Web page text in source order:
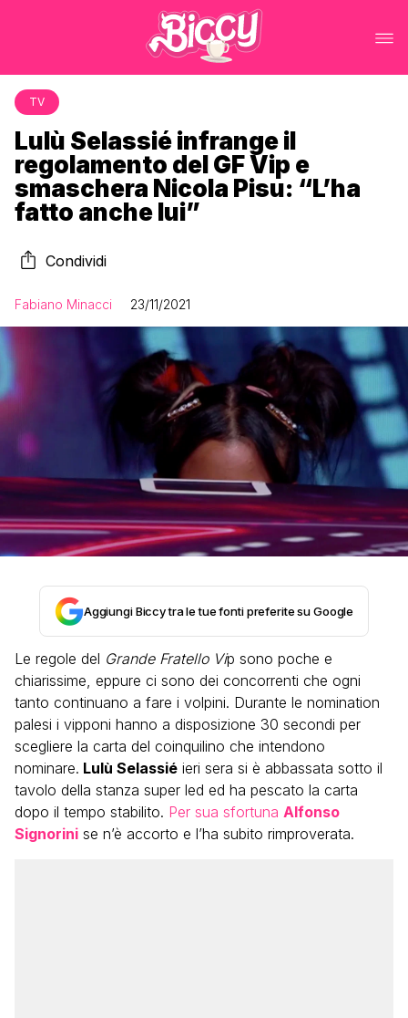
TV
Lulù Selassié infrange il
regolamento del GF Vip e
smaschera Nicola Pisu: “L’ha
fatto anche lui”
Condividi
Fabiano Minacci 23/11/2021
Aggiungi Biccy tra le tue fonti preferite su Google
Le regole del Grande Fratello Vip sono poche e
chiarissime, eppure ci sono dei concorrenti che ogni
tanto continuano a fare i volpini. Durante le nomination
palesi i vipponi hanno a disposizione 30 secondi per
scegliere la carta del coinquilino che intendono
nominare. Lulù Selassié ieri sera si è abbassata sotto il
tavolo della stanza super led ed ha pescato la carta
dopo il tempo stabilito. Per sua sfortuna Alfonso
Signorini se n’è accorto e l’ha subito rimproverata.